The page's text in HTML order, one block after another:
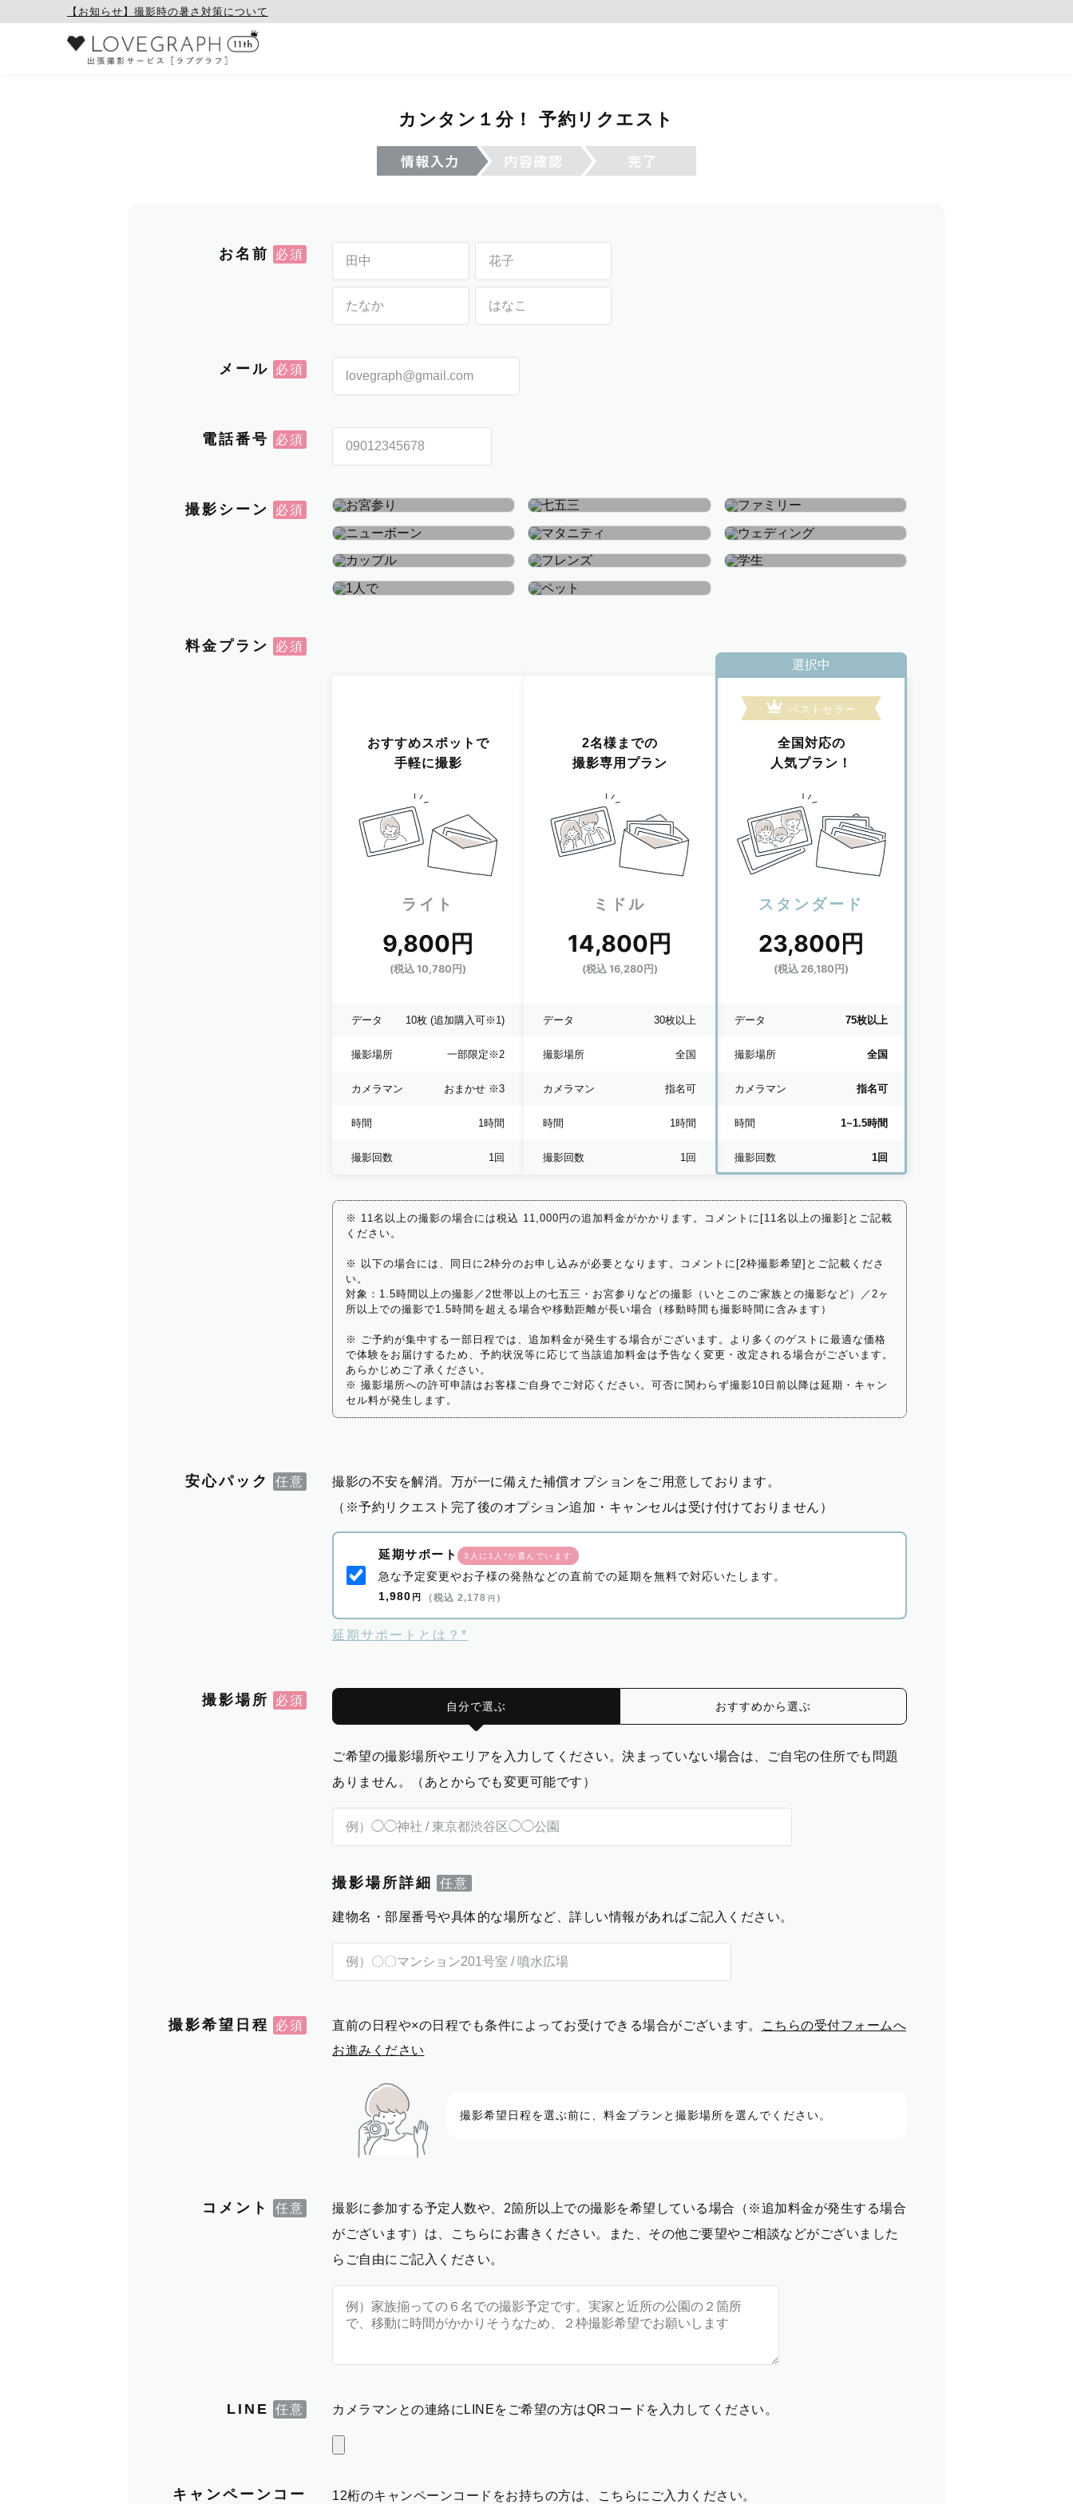
【お知らせ】撮影時の暑さ対策について
カンタン１分！ 予約リクエスト
お名前
メール
電話番号
撮影シーン
お宮参り・お食い初め
七五三
ファミリー
ニューボーン
マタニティ
ウェディング
料金プラン
おすすめスポットで
手軽に撮影
ライト
9,800円
(税込 10,780円)
データ 10枚 (追加購入可※1)
撮影場所 一部限定 ※2
カメラマン おまかせ ※3
時間 1時間
撮影回数 1回
2名様までの
撮影専用プラン
ミドル
14,800円
(税込 16,280円)
データ 30枚以上
撮影場所 全国
カメラマン 指名可
時間 1時間
撮影回数 1回
選択中
ベストセラー
全国対応の
人気プラン！
スタンダード
23,800円
(税込 26,180円)
データ 75枚以上
撮影場所 全国
カメラマン 指名可
時間 1~1.5時間
撮影回数 1回
※ 11名以上の撮影の場合には税込 11,000円の追加料金がかかります。コメントに[11名以上の撮影]とご記載
ください。
※ 以下の場合には、同日に2枠分のお申し込みが必要となります。コメントに[2枠撮影希望]とご記載くださ
い。
対象：1.5時間以上の撮影／2世帯以上の七五三・お宮参りなどの撮影（いとこのご家族との撮影など）／2ヶ
所以上での撮影で1.5時間を超える場合や移動距離が長い場合（移動時間も撮影時間に含みます）
※ ご予約が集中する一部日程では、追加料金が発生する場合がございます。より多くのゲストに最適な価格
で体験をお届けするため、予約状況等に応じて当該追加料金は予告なく変更・改定される場合がございます。
あらかじめご了承ください。
※ 撮影場所への許可申請はお客様ご自身でご対応ください。可否に関わらず撮影10日前以降は延期・キャン
セル料が発生します。
安心パック
撮影の不安を解消。万が一に備えた補償オプションをご用意しております。
（※予約リクエスト完了後のオプション追加・キャンセルは受け付けておりません）
延期サポート 3人に1人*が選んでいます
急な予定変更やお子様の発熱などの直前での延期を無料で対応いたします。
1,980 円 （税込 2,178 円 ）
延期サポートとは？*
撮影場所 自分で選ぶ おすすめから選ぶ
ご希望の撮影場所やエリアを入力してください。決まっていない場合は、ご自宅の住所でも問題
ありません。（あとからでも変更可能です）
撮影場所詳細
建物名・部屋番号や具体的な場所など、詳しい情報があればご記入ください。
撮影希望日程 直前の日程や×の日程でも条件によってお受けできる場合がございます。
こちらの受付フォームへ
お進みください
撮影希望日程を選ぶ前に、料金プランと撮影場所を選んでください。
コメント
撮影に参加する予定人数や、2箇所以上での撮影を希望している場合（※追加料金が発生する場合
がございます）は、こちらにお書きください。また、その他ご要望やご相談などがございました
らご自由にご記入ください。
LINE カメラマンとの連絡にLINEをご希望の方はQRコードを入力してください。
キャンペーンコー 12桁のキャンペーンコードをお持ちの方は、こちらにご入力ください。